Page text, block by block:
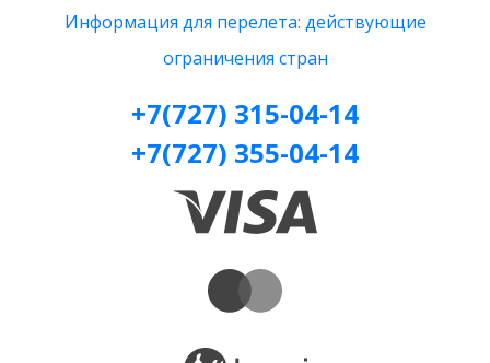
Информация для перелета: действующие
ограничения стран
+7(727) 315-04-14
+7(727) 355-04-14